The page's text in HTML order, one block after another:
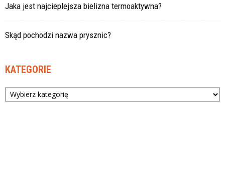
Jaka jest najcieplejsza bielizna termoaktywna?
Skąd pochodzi nazwa prysznic?
KATEGORIE
Kategorie